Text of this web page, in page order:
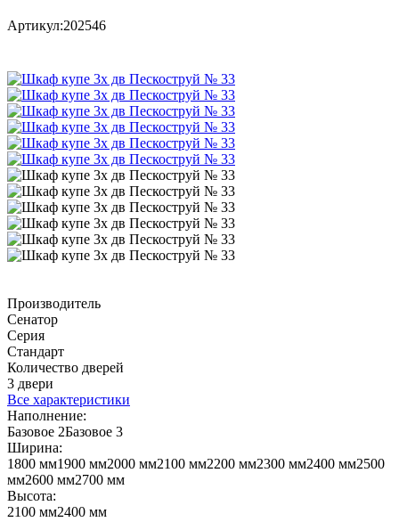
Артикул:202546
Производитель
Сенатор
Серия
Стандарт
Количество дверей
3 двери
Все характеристики
Наполнение:
Базовое 2Базовое 3
Ширина:
1800 мм1900 мм2000 мм2100 мм2200 мм2300 мм2400 мм2500
мм2600 мм2700 мм
Высота:
2100 мм2400 мм